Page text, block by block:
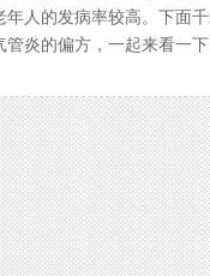
年人的发病率较高。下面
管炎的偏方，一起来看一